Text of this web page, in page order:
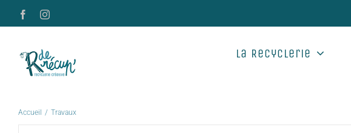
Passer
au
contenu
FacebookInstagram
La Recyclerie
Accueil Travaux